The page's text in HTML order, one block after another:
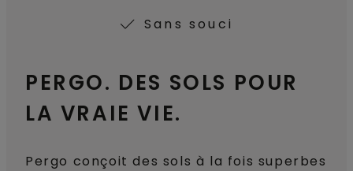
Sans souci
PERGO. DES SOLS POUR
LA VRAIE VIE.
Pergo conçoit des sols à la fois superbes